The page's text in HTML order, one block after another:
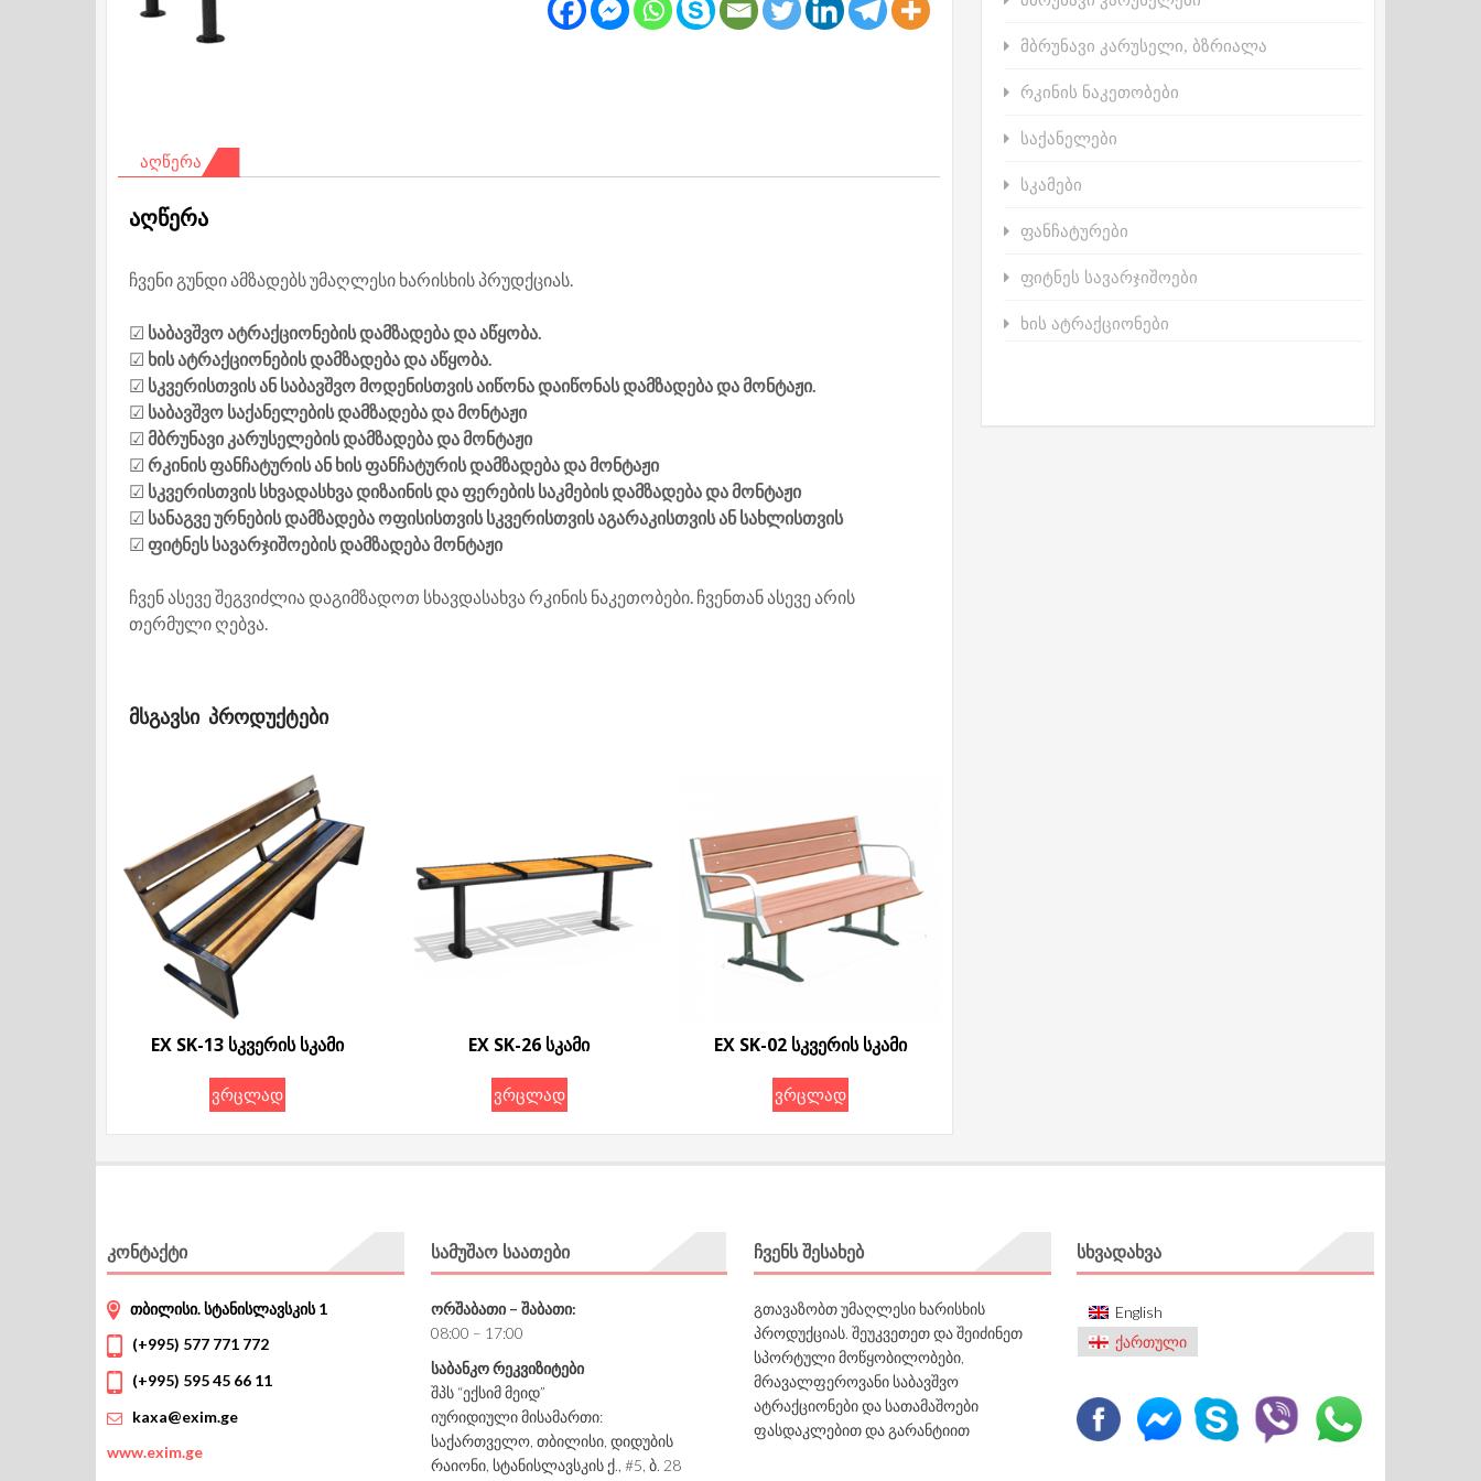
ᲐᲦᲬᲔᲠᲐ
აღწერა
ჩვენი გუნდი ამზადებს უმაღლესი ხარისხის პრუდქციას.
☑ საბავშვო ატრაქციონების დამზადება და აწყობა.
☑ ხის ატრაქციონების დამზადება და აწყობა.
☑ სკვერისთვის ან საბავშვო მოდენისთვის აიწონა დაიწონას დამზადება და მონტაჟი.
☑ საბავშვო საქანელების დამზადება და მონტაჟი
☑ მბრუნავი კარუსელების დამზადება და მონტაჟი
☑ რკინის ფანჩატურის ან ხის ფანჩატურის დამზადება და მონტაჟი
☑ სკვერისთვის სხვადასხვა დიზაინის და ფერების საკმების დამზადება და მონტაჟი
☑ სანაგვე ურნების დამზადება ოფისისთვის სკვერისთვის აგარაკისთვის ან სახლისთვის
☑ ფიტნეს სავარჯიშოების დამზადება მონტაჟი
ჩვენ ასევე შეგვიძლია დაგიმზადოთ სხავდასახვა რკინის ნაკეთობები. ჩვენთან ასევე არის
თერმული ღებვა.
ᲛᲡᲒᲐᲕᲡᲘ ᲞᲠᲝᲓᲣᲥᲢᲔᲑᲘ
EX SK-13 სკვერის სკამი
ვრცლად
EX SK-26 სკამი
ვრცლად
EX SK-02 სკვერის სკამი
ვრცლად
მბრუნავი კარუსელი, ბზრიალა
რკინის ნაკეთობები
საქანელები
სკამები
ფანჩატურები
ფიტნეს სავარჯიშოები
ხის ატრაქციონები
ᲙᲝᲜᲢᲐᲥᲢᲘ
თბილისი. სტანისლავსკის 1
(+995) 577 771 772
(+995) 595 45 66 11
kaxa@exim.ge
www.exim.ge
ᲡᲐᲛᲣᲨᲐᲝ ᲡᲐᲐᲗᲔᲑᲘ
ორშაბათი – შაბათი:
08:00 – 17:00
საბანკო რეკვიზიტები
შპს “ექსიმ მეიდ”
იურიდიული მისამართი:
საქართველო, თბილისი, დიდუბის
რაიონი, სტანისლავსკის ქ., #5, ბ. 28
ᲩᲕᲔᲜᲡ ᲨᲔᲡᲐᲮᲔᲑ
გთავაზობთ უმაღლესი ხარისხის
პროდუქციას. შეუკვეთეთ და შეიძინეთ
სპორტული მოწყობილობები,
მრავალფეროვანი საბავშვო
ატრაქციონები და სათამაშოები
ფასდაკლებით და გარანტიით
ᲡᲮᲕᲐᲓᲐᲮᲕᲐ
English
ქართული